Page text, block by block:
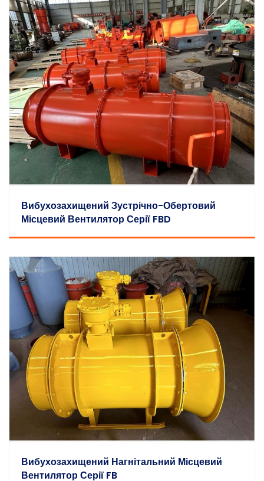
Вибухозахищений Зустрічно-Обертовий
Місцевий Вентилятор Серії FBD
Вибухозахищений Нагнітальний Місцевий
Вентилятор Серії FB